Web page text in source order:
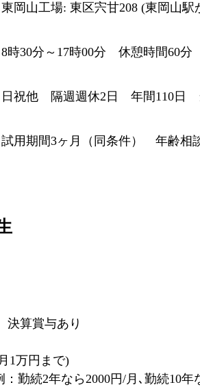
東岡山工場: 東区宍甘208 (東岡山駅
8時30分～17時00分 休憩時間60分
日祝他 隔週週休2日 年間110日
試用期間3ヶ月（同条件） 年齢相
決算賞与あり
1万円まで)
勤続2年なら2000円/月､勤続10年